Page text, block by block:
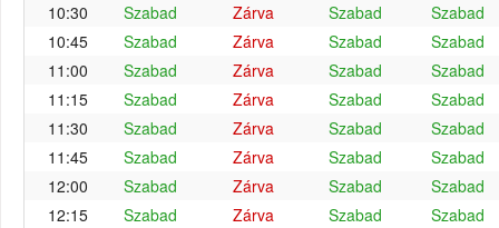
10:30
Szabad Zárva Szabad
Szabad
10:45
Szabad Zárva Szabad
Szabad
11:00
Szabad Zárva Szabad
Szabad
11:15
Szabad Zárva Szabad
Szabad
11:30
Szabad Zárva Szabad
Szabad
11:45
Szabad Zárva Szabad
Szabad
12:00
Szabad Zárva Szabad
Szabad
12:15
Szabad Zárva Szabad
Szabad